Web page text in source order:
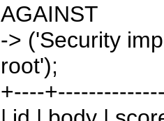
AGAINST
-> ('Security
root');
+----